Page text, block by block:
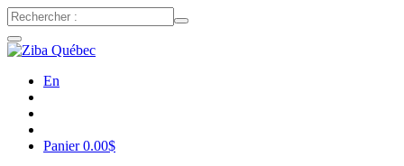
En
Panier0.00$